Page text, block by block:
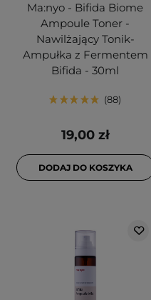
Ma:nyo - Bifida Biome
Ampoule Toner -
Nawilżający Tonik-
Ampułka z Fermentem
Bifida - 30ml
88
19,00 zł
DODAJ DO KOSZYKA